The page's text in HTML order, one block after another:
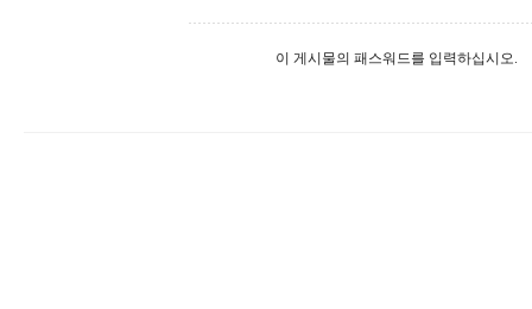
이 게시물의 패스워드를 입력하십시오.